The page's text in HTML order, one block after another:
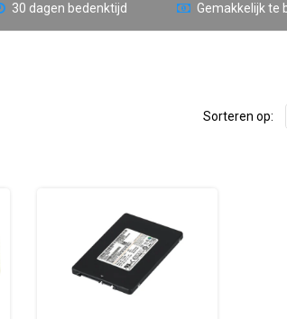
30 dagen bedenktijd Gemakkelijk te
Sorteren op: